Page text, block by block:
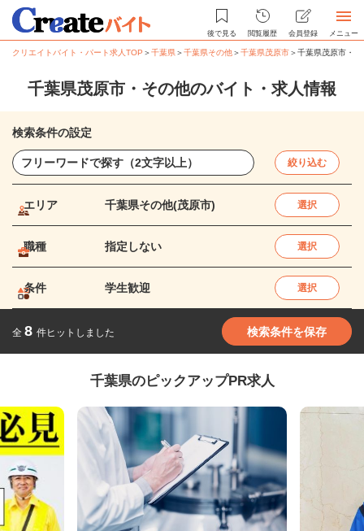
後で見る 閲覧履歴 会員登録 メニュー
クリエイトバイト・パート求人TOP ＞千葉県＞千葉県その他＞千葉県茂原市＞千葉県茂原市・
千葉県茂原市・その他のバイト・求人情報
検索条件の設定
絞り込む
エリア 千葉県その他(茂原市) 選択
職種 指定しない 選択
条件 学生歓迎 選択
全 8 件ヒットしました 検索条件を保存
千葉県のピックアップPR求人